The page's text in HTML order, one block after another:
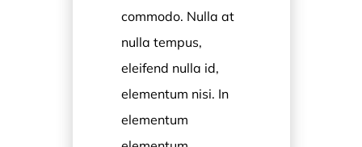
commodo. Nulla at
nulla tempus,
eleifend nulla id,
elementum nisi. In
elementum